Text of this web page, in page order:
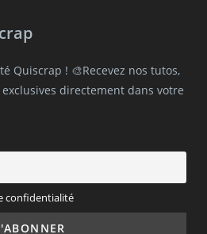
Quiscrap ! 🎨Recevez nos tutos,
directement dans votre
confidentialité